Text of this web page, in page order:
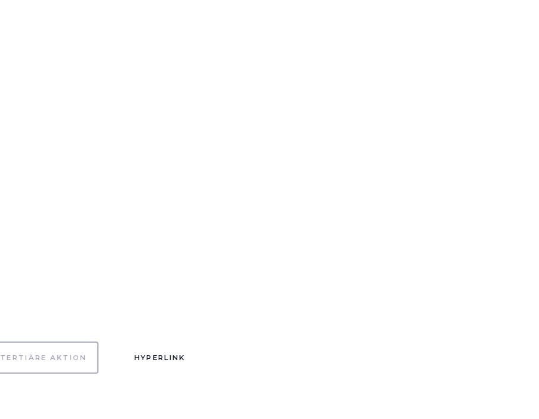
TERTIÄRE AKTION HYPERLINK